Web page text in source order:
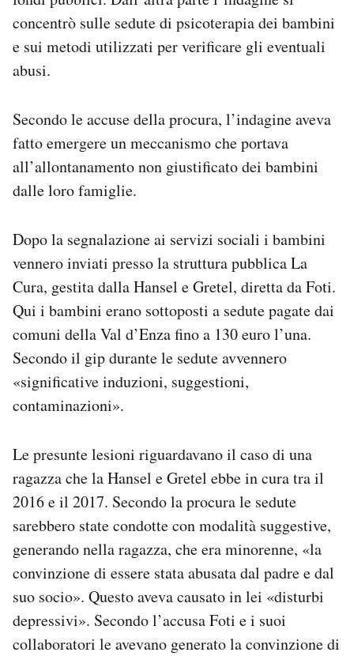
concentrò sulle sedute di psicoterapia dei bambini
e sui metodi utilizzati per verificare gli eventuali
abusi.
Secondo le accuse della procura, l’indagine aveva
fatto emergere un meccanismo che portava
all’allontanamento non giustificato dei bambini
dalle loro famiglie.
Dopo la segnalazione ai servizi sociali i bambini
vennero inviati presso la struttura pubblica La
Cura, gestita dalla Hansel e Gretel, diretta da Foti.
Qui i bambini erano sottoposti a sedute pagate dai
comuni della Val d’Enza fino a 130 euro l’una.
Secondo il gip durante le sedute avvennero
«significative induzioni, suggestioni,
contaminazioni».
Le presunte lesioni riguardavano il caso di una
ragazza che la Hansel e Gretel ebbe in cura tra il
2016 e il 2017. Secondo la procura le sedute
sarebbero state condotte con modalità suggestive,
generando nella ragazza, che era minorenne, «la
convinzione di essere stata abusata dal padre e dal
suo socio». Questo aveva causato in lei «disturbi
depressivi». Secondo l’accusa Foti e i suoi
collaboratori le avevano generato la convinzione di